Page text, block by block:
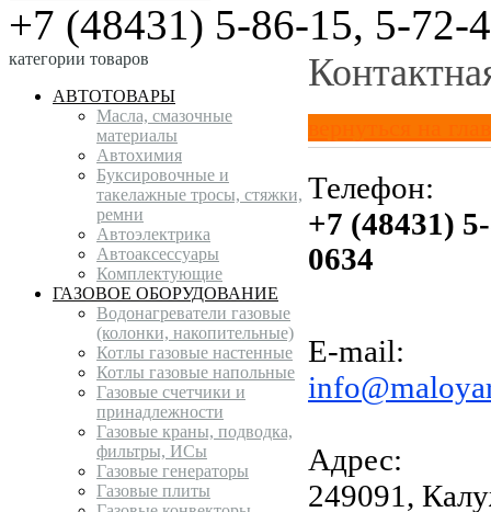
+7 (48431) 5-86-15, 5-72-
категории товаров
АВТОТОВАРЫ
Масла, смазочные
материалы
Автохимия
Буксировочные и
такелажные тросы, стяжки,
ремни
Автоэлектрика
Автоаксессуары
Комплектующие
ГАЗОВОЕ ОБОРУДОВАНИЕ
Водонагреватели газовые
(колонки, накопительные)
Котлы газовые настенные
Котлы газовые напольные
Газовые счетчики и
принадлежности
Газовые краны, подводка,
фильтры, ИСы
Газовые генераторы
Газовые плиты
Телефон:
+7 (48431)
0634
E-mail:
Адрес:
249091,